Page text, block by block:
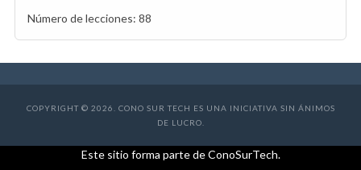
Número de lecciones: 88
COPYRIGHT © 2026. CONO SUR TECH ES UNA INICIATIVA SIN ÁNIMOS
DE LUCRO.
Este sitio forma parte de ConoSurTech.